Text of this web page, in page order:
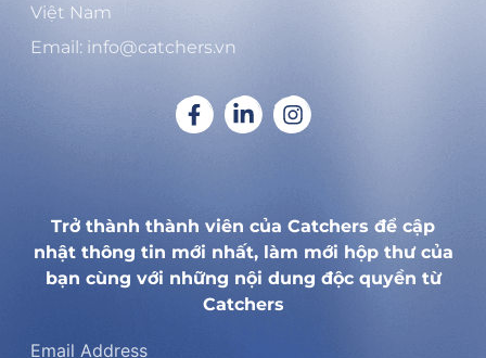
Việt Nam
Email: info@catchers.vn
Trở thành thành viên của Catchers để cập
nhật thông tin mới nhất, làm mới hộp thư của
bạn cùng với những nội dung độc quyền từ
Catchers